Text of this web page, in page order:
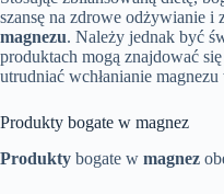
szansę na zdrowe odżywianie i
magnezu. Należy jednak być
produktach mogą znajdować się
utrudniać wchłanianie
Produkty bogate w magnez
Produkty bogate w magnez